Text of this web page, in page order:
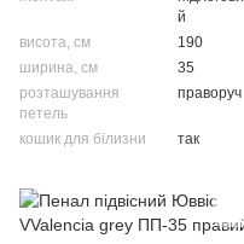
й
висота, см
190
ширина, см
35
розташування
петель
праворуч
кошик для білизни так